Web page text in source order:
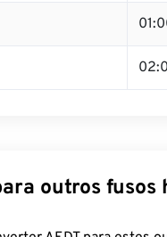
outros fusos